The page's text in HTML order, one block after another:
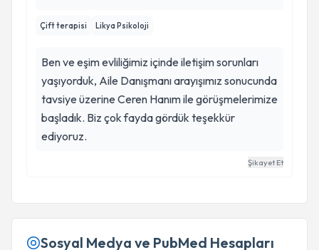
Çift terapisi Likya Psikoloji
Ben ve eşim evliliğimiz içinde iletişim sorunları
yaşıyorduk, Aile Danışmanı arayışımız sonucunda
tavsiye üzerine Ceren Hanım ile görüşmelerimize
başladık. Biz çok fayda gördük teşekkür
ediyoruz.
Şikayet Et
Sosyal Medya ve PubMed Hesapları